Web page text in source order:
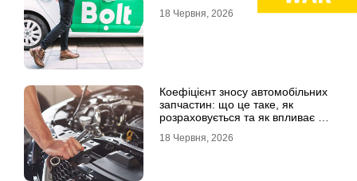
18 Червня, 2026
Коефіцієнт зносу автомобільних
запчастин: що це таке, як
розраховується та як впливає на
18 Червня, 2026